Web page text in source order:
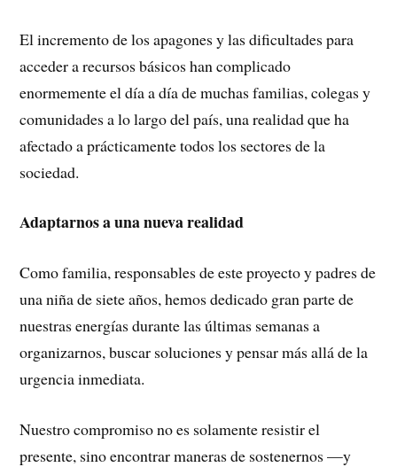
El incremento de los apagones y las dificultades para
acceder a recursos básicos han complicado
enormemente el día a día de muchas familias, colegas y
comunidades a lo largo del país, una realidad que ha
afectado a prácticamente todos los sectores de la
sociedad.
Adaptarnos a una nueva realidad
Como familia, responsables de este proyecto y padres de
una niña de siete años, hemos dedicado gran parte de
nuestras energías durante las últimas semanas a
organizarnos, buscar soluciones y pensar más allá de la
urgencia inmediata.
Nuestro compromiso no es solamente resistir el
presente, sino encontrar maneras de sostenernos —y